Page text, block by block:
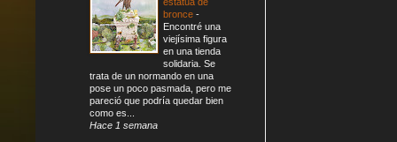
bronce -
Encontré una
viejísima figura
en una tienda
solidaria. Se
trata de un normando en una
pose un poco pasmada, pero me
pareció que podría quedar bien
como es...
Hace 1 semana